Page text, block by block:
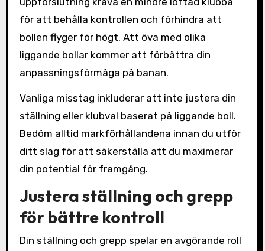
för att behålla kontrollen och förhindra att
bollen flyger för högt. Att öva med olika
liggande bollar kommer att förbättra din
anpassningsförmåga på banan.
Vanliga misstag inkluderar att inte justera din
ställning eller klubval baserat på liggande boll.
Bedöm alltid markförhållandena innan du utför
ditt slag för att säkerställa att du maximerar
din potential för framgång.
Justera ställning och grepp
för bättre kontroll
Din ställning och grepp spelar en avgörande roll